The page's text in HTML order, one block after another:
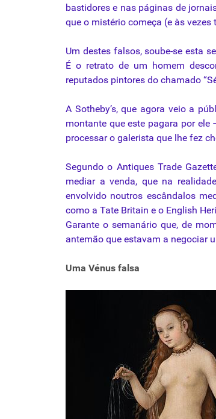
bastidores e nas páginas de
que o mistério começa (e às
Um destes falsos, soube-se esta
É o retrato de um homem
reputados pintores do chamado
A Sotheby’s, que agora veio a
montante que este pagara por ele
processar o galerista que lhe fez
Segundo o Antiques Trade
mediar a venda, que na
envolvido noutros escândalos
como a Tate Britain e o English
Garante o semanário que, de
antemão que estavam a negociar
Uma Vénus falsa